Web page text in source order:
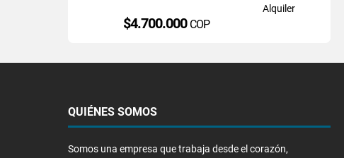
Alquiler
$4.700.000 COP
QUIÉNES SOMOS
Somos una empresa que trabaja desde el corazón,